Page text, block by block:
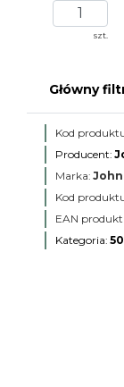
szt.
Główny
Kod
Producent:
Marka:
Kod
EAN
Kategoria: